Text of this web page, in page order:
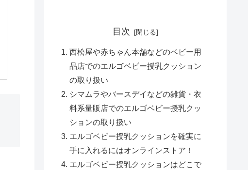
目次
西松屋や赤ちゃん本舗などのベビー用
品店でのエルゴベビー授乳クッション
の取り扱い
シマムラやバースデイなどの雑貨・衣
料系量販店でのエルゴベビー授乳クッ
ションの取り扱い
エルゴベビー授乳クッションを確実に
手に入れるにはオンラインストア！
エルゴベビー授乳クッションはどこで